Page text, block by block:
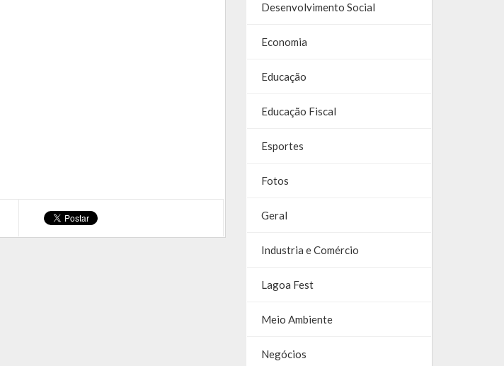
Desenvolvimento Social
Economia
Educação
Educação Fiscal
Esportes
Fotos
Geral
Industria e Comércio
Lagoa Fest
Meio Ambiente
Negócios